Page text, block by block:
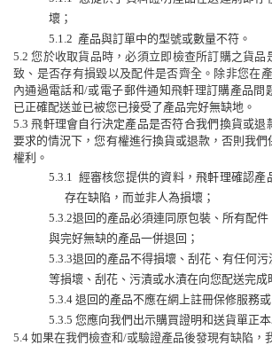
壞；
5.1.2 產品與訂單中的型號或數量不符。
5.2您於收取貨品時 ，必須立即檢查所訂購之貨品
致、是否存有損毀以及配件是否齊全。除非您在
內通過電話和/或電子郵件通知飛軒理訂購產品問
已正確配送並已被您已接受了產品完好無缺地。
5.3飛軒理會自行決定產品是否符合我們換貨或退
要求的情況下，您有權進行換貨或退款，否則我們
權利。
5.3.1 經審核您提供的資料，飛軒理確認產
存在缺陷，而並非人為損壞；
5.3.2退回的產品必須連同原包裝、 所有配件
與完好無缺的產品一併退回；
5.3.3退回的產品不得損壞、刮花、有任何
等損壞、刮花、污漬或水漬在向您配送完成
5.3.4 退回的產品不應在網上註冊保修服務
5.3.5 您應向我們出示購買證明和送貨單正本
5.4 如果在我們檢查和/或驗證產品後發現有缺陷，